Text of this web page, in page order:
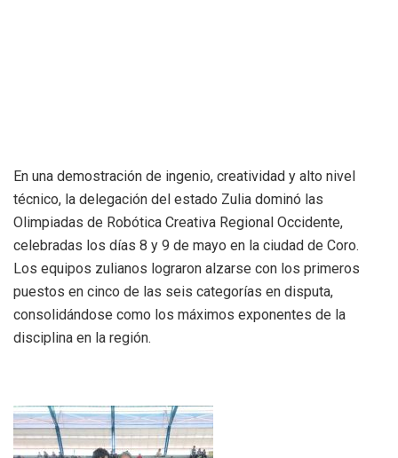
En una demostración de ingenio, creatividad y alto nivel
técnico, la delegación del estado Zulia dominó las
Olimpiadas de Robótica Creativa Regional Occidente,
celebradas los días 8 y 9 de mayo en la ciudad de Coro.
Los equipos zulianos lograron alzarse con los primeros
puestos en cinco de las seis categorías en disputa,
consolidándose como los máximos exponentes de la
disciplina en la región.